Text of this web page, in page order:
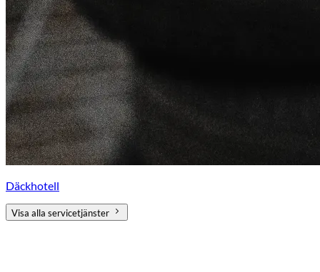
Däckhotell
Visa alla servicetjänster